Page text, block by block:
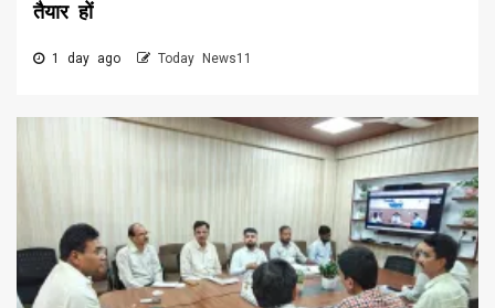
तैयार हों
1 day ago Today News11